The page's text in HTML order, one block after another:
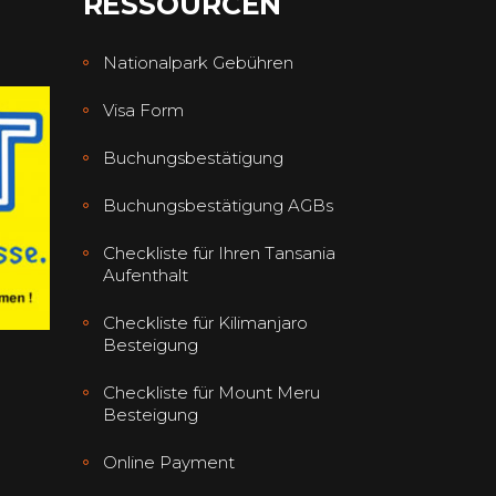
Nationalpark Gebühren
Visa Form
Buchungsbestätigung
Buchungsbestätigung AGBs
Checkliste für Ihren Tansania
Aufenthalt
Checkliste für Kilimanjaro
Besteigung
Checkliste für Mount Meru
Besteigung
Online Payment